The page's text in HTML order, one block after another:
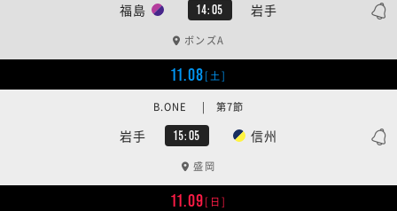
福島 14:05 岩手
ボンズA
11.08[土]
岩手 15:05 信州
B.ONE | 第7節
盛岡
11.09[日]